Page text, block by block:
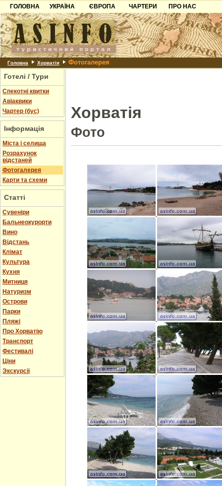
ГОЛОВНА
УКРАЇНА
Карпати
Азов
Причорноморря
Шацьк
ЄВРОПА
Чорногорія
Хорватія
Болгарія
Албанія
ЧАРТЕРИ
ПРО НАС
Контакти
Партнерам
Додати готель
Головна Хорватія Фотогалерея
Готелі / Тури
Спекотні квитки
Авіаквики
Чартер (бус)
Інформація
Міста і селища
Розрахунок
відстаней
Фотогалерея
Карти та схеми
Статті
Cувеніри
Бальнеокурорти
Вино
Відстань
Клімат
Культура
Кухня
Митниця
Натуризм
Острови
Парки
Пляжі
Про Хорватію
Транспорт
Фестивалі
Ціни
Экскурсії
Хорватія
Фото